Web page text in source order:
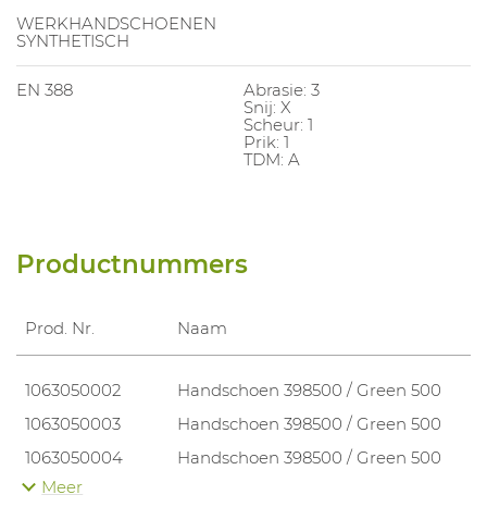
WERKHANDSCHOENEN
SYNTHETISCH
EN 388
Abrasie: 3
Snij: X
Scheur: 1
Prik: 1
TDM: A
Productnummers
Prod. Nr. Naam
1063050002
Handschoen 398500 / Green 500
1063050003
Handschoen 398500 / Green 500
1063050004
Handschoen 398500 / Green 500
1063050005
Meer